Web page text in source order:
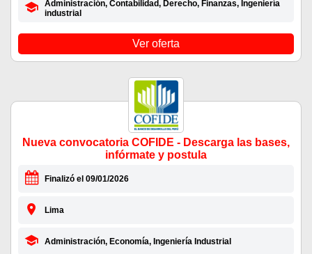
Administración, Contabilidad, Derecho, Finanzas, Ingeniería
industrial
Ver oferta
Nueva convocatoria COFIDE - Descarga las bases,
infórmate y postula
Finalizó el 09/01/2026
Lima
Administración, Economía, Ingeniería Industrial